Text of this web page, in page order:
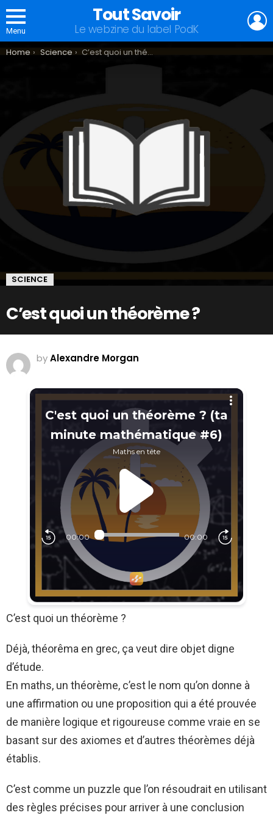
Menu
Tout Savoir
Le webzine du label PodK
You are here:
Home Science C’est quoi un théorème ?
SCIENCE
C’est quoi un théorème ?
byAlexandre Morgan
C’est quoi un théorème ?
Déjà, théorêma en grec, ça veut dire objet digne
d’étude.
En maths, un théorème, c’est le nom qu’on donne à
une affirmation ou une proposition qui a été prouvée
de manière logique et rigoureuse comme vraie en se
basant sur des axiomes et d’autres théorèmes déjà
établis.
C’est comme un puzzle que l’on résoudrait en utilisant
des règles précises pour arriver à une conclusion